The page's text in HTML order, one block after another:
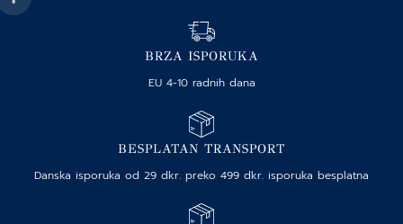
BRZA ISPORUKA
EU 4-10 radnih dana
BESPLATAN TRANSPORT
Danska isporuka od 29 dkr. preko 499 dkr. isporuka besplatna